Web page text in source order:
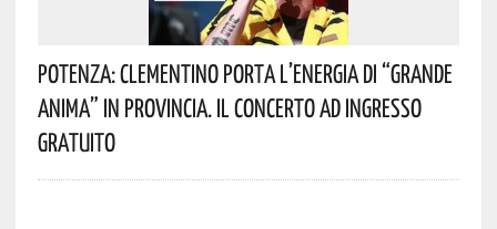
Potenza: Clementino Porta L’energia Di “Grande
Anima” In Provincia. Il Concerto Ad Ingresso
Gratuito